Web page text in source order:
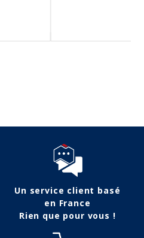
Un service client basé
en France
Rien que pour vous !